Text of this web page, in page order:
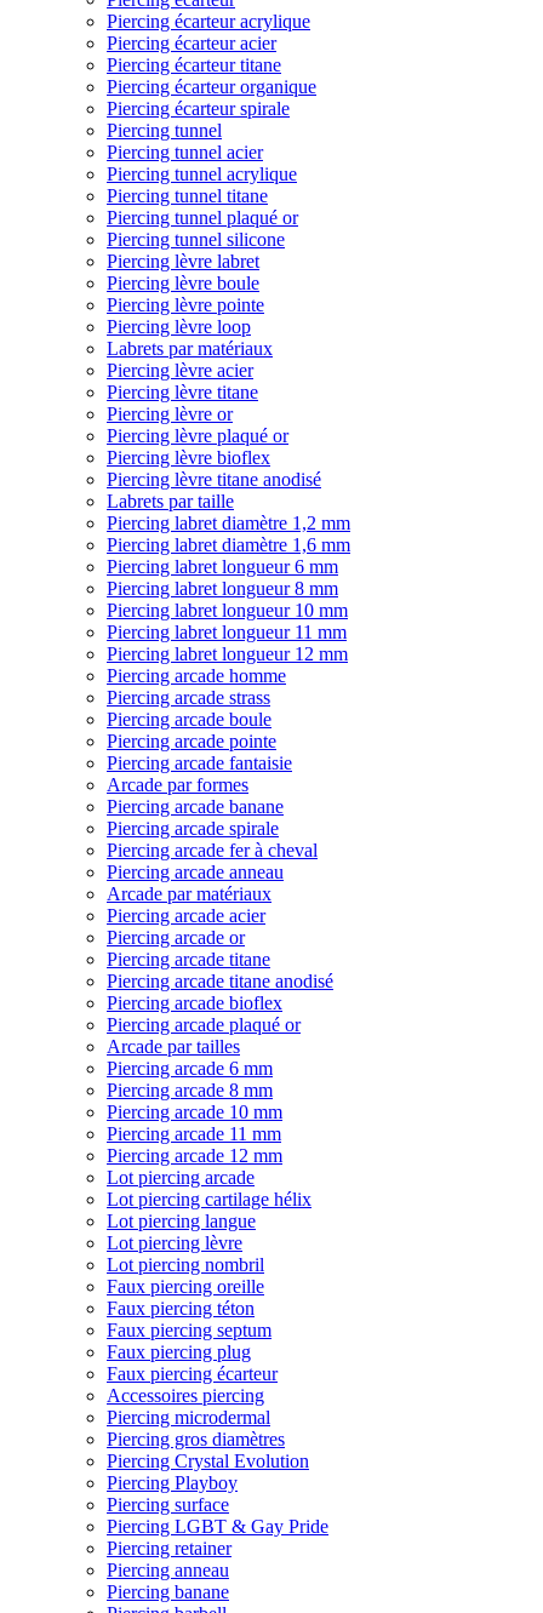
Piercing écarteur acrylique
Piercing écarteur acier
Piercing écarteur titane
Piercing écarteur organique
Piercing écarteur spirale
Piercing tunnel
Piercing tunnel acier
Piercing tunnel acrylique
Piercing tunnel titane
Piercing tunnel plaqué or
Piercing tunnel silicone
Piercing lèvre labret
Piercing lèvre boule
Piercing lèvre pointe
Piercing lèvre loop
Labrets par matériaux
Piercing lèvre acier
Piercing lèvre titane
Piercing lèvre or
Piercing lèvre plaqué or
Piercing lèvre bioflex
Piercing lèvre titane anodisé
Labrets par taille
Piercing labret diamètre 1,2 mm
Piercing labret diamètre 1,6 mm
Piercing labret longueur 6 mm
Piercing labret longueur 8 mm
Piercing labret longueur 10 mm
Piercing labret longueur 11 mm
Piercing labret longueur 12 mm
Piercing arcade homme
Piercing arcade strass
Piercing arcade boule
Piercing arcade pointe
Piercing arcade fantaisie
Arcade par formes
Piercing arcade banane
Piercing arcade spirale
Piercing arcade fer à cheval
Piercing arcade anneau
Arcade par matériaux
Piercing arcade acier
Piercing arcade or
Piercing arcade titane
Piercing arcade titane anodisé
Piercing arcade bioflex
Piercing arcade plaqué or
Arcade par tailles
Piercing arcade 6 mm
Piercing arcade 8 mm
Piercing arcade 10 mm
Piercing arcade 11 mm
Piercing arcade 12 mm
Lot piercing arcade
Lot piercing cartilage hélix
Lot piercing langue
Lot piercing lèvre
Lot piercing nombril
Faux piercing oreille
Faux piercing téton
Faux piercing septum
Faux piercing plug
Faux piercing écarteur
Accessoires piercing
Piercing microdermal
Piercing gros diamètres
Piercing Crystal Evolution
Piercing Playboy
Piercing surface
Piercing LGBT & Gay Pride
Piercing retainer
Piercing anneau
Piercing banane